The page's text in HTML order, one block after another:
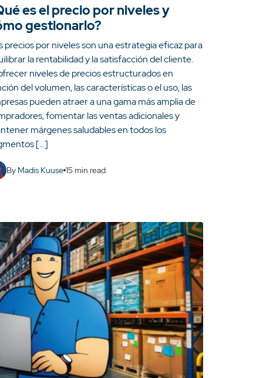
es el precio por niveles y
gestionarlo?
precios por niveles son una estrategia eficaz para
la rentabilidad y la satisfacción del cliente.
niveles de precios estructurados en
del volumen, las características o el uso, las
pueden atraer a una gama más amplia de
fomentar las ventas adicionales y
márgenes saludables en todos los
[…]
By Madis Kuuse 15min read